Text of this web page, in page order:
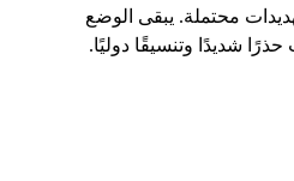
محتملة. يبقى الوضع
شديدًا وتنسيقًا دوليًا.